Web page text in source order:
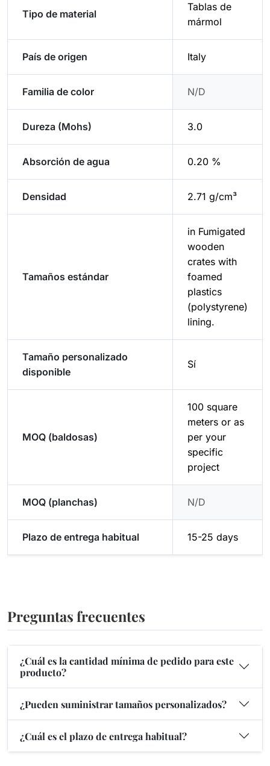
Tipo de material
Tablas de
mármol
País de origen Italy
Familia de color N/D
Dureza (Mohs) 3.0
Absorción de agua 0.20 %
Densidad 2.71 g/cm³
Tamaños estándar
in Fumigated
wooden
crates with
foamed
plastics
(polystyrene)
lining.
Tamaño personalizado
disponible
Sí
MOQ (baldosas)
100 square
meters or as
per your
specific
project
MOQ (planchas) N/D
Plazo de entrega habitual 15-25 days
Preguntas frecuentes
¿Cuál es la cantidad mínima de pedido para este
producto?
¿Pueden suministrar tamaños personalizados?
¿Cuál es el plazo de entrega habitual?